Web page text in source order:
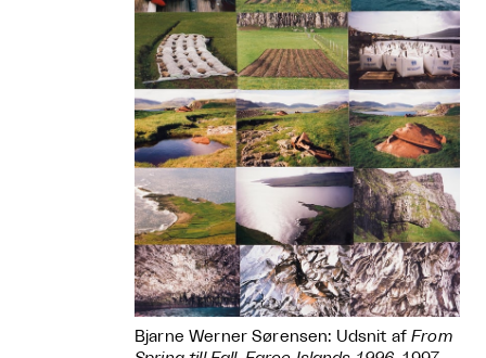
Bjarne Werner Sørensen: Udsnit afFrom